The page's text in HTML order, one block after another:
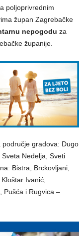
poljoprivrednim
župan Zagrebačke
nepogodu za
županije.
gradova: Dugo
Nedelja, Sveti
Bistra, Brckovljani,
Ivanić,
, Pušća i Rugvica –